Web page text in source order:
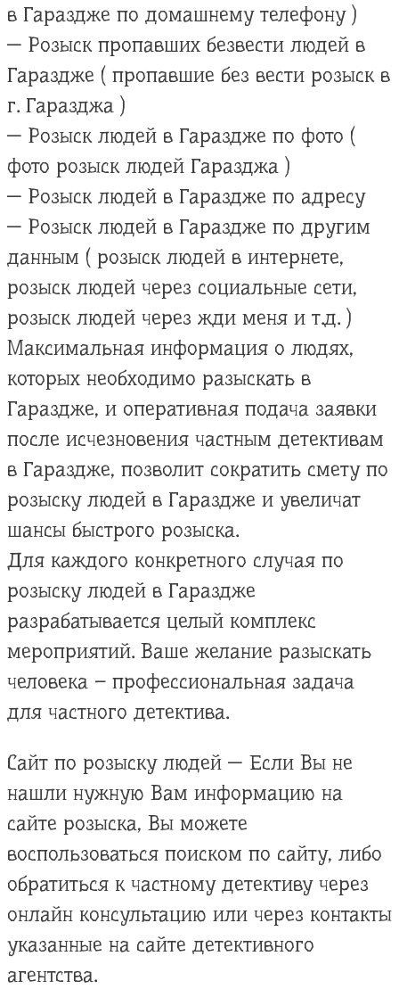
в Гараздже по домашнему телефону )
— Розыск пропавших безвести людей в
Гараздже ( пропавшие без вести розыск в
г. Гаразджа )
— Розыск людей в Гараздже по фото (
фото розыск людей Гаразджа )
— Розыск людей в Гараздже по адресу
— Розыск людей в Гараздже по другим
данным ( розыск людей в интернете,
розыск людей через социальные сети,
розыск людей через жди меня и т.д. )
Максимальная информация о людях,
которых необходимо разыскать в
Гараздже, и оперативная подача заявки
после исчезновения частным детективам
в Гараздже, позволит сократить смету по
розыску людей в Гараздже и увеличат
шансы быстрого розыска.
Для каждого конкретного случая по
розыску людей в Гараздже
разрабатывается целый комплекс
мероприятий. Ваше желание разыскать
человека – профессиональная задача
для частного детектива.
Сайт по розыску людей — Если Вы не
нашли нужную Вам информацию на
сайте розыска, Вы можете
воспользоваться поиском по сайту, либо
обратиться к частному детективу через
онлайн консультацию или через контакты
указанные на сайте детективного
агентства.